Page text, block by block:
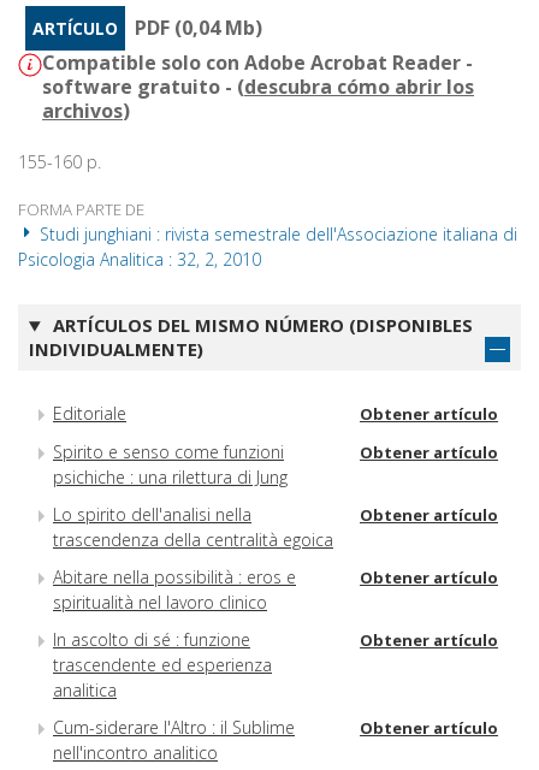
ARTÍCULO
PDF (0,04 Mb)
Compatible solo con Adobe Acrobat Reader -
software gratuito - (descubra cómo abrir los
archivos)
155-160 p.
FORMA PARTE DE
Studi junghiani : rivista semestrale dell'Associazione italiana di
Psicologia Analitica : 32, 2, 2010
ARTÍCULOS DEL MISMO NÚMERO (DISPONIBLES
INDIVIDUALMENTE)
Editoriale Obtener artículo
Spirito e senso come funzioni
psichiche : una rilettura di Jung
Obtener artículo
Lo spirito dell'analisi nella
trascendenza della centralità egoica
Obtener artículo
Abitare nella possibilità : eros e
spiritualità nel lavoro clinico
Obtener artículo
In ascolto di sé : funzione
trascendente ed esperienza
analitica
Obtener artículo
Cum-siderare l'Altro : il Sublime
nell'incontro analitico
Obtener artículo